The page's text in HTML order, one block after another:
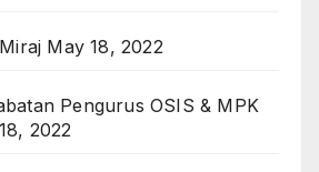
May 18, 2022
Pengurus OSIS & MPK
2022